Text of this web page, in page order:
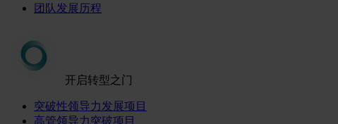
团队发展历程
开启转型之门
突破性领导力发展项目
高管领导力突破项目